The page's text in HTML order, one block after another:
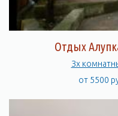
Отдых
Зх
от 5500